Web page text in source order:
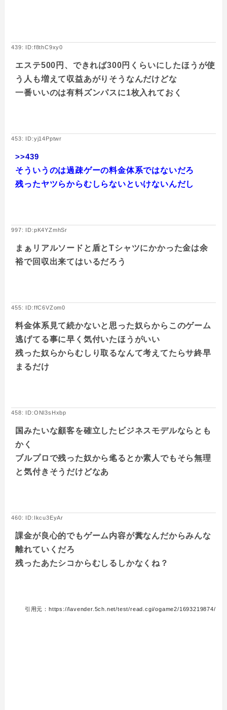
439: ID:f8thC9xy0
エステ500円、できれば300円くらいにしたほうが使
う人も増えて収益あがりそうなんだけどな
一番いいのは有料ズンパスに1枚入れておく
453: ID:yj14Pptwr
>>439
そういうのは過疎ゲーの料金体系ではないだろ
残ったヤツらからむしらないといけないんだし
997: ID:pK4YZmhSr
まぁリアルソードと盾とTシャツにかかった金は余
裕で回収出来てはいるだろう
455: ID:ffC6VZom0
料金体系見て続かないと思った奴らからこのゲーム
逃げてる事に早く気付いたほうがいい
残った奴らからむしり取るなんて考えてたらサ終早
まるだけ
458: ID:ONl3sHxbp
国みたいな顧客を確立したビジネスモデルならとも
かく
ブルプロで残った奴から毟るとか素人でもそら無理
と気付きそうだけどなあ
460: ID:Ikcu3EyAr
課金が良心的でもゲーム内容が糞なんだからみんな
離れていくだろ
残ったあたシコからむしるしかなくね？
引用元：https://lavender.5ch.net/test/read.cgi/ogame2/1693219874/